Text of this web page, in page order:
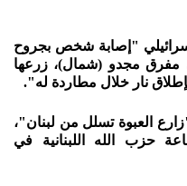
"إصابة شخص بجروح
مفرق مجدو (شمال)، زرعها
نار خلال مطاردة له".
العبوة تسلل من لبنان"،
حزب الله اللبنانية في